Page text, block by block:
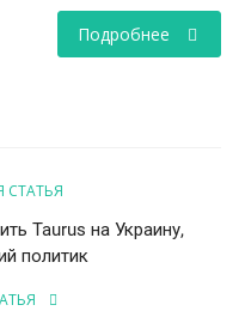
Подробнее
СТАТЬЯ
Taurus на Украину,
политик